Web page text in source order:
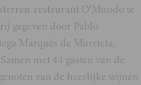
restaurant O’Mundo te
gegeven door Pablo
Marqués de Murrieta,
met 44 gasten van de
van de heerlijke wijnen